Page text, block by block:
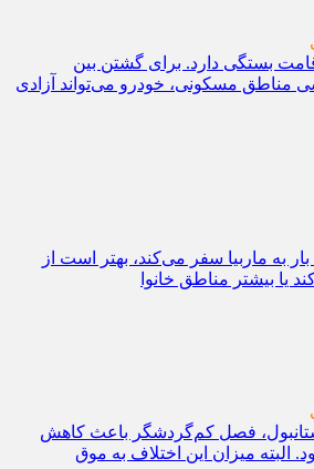
بستگی دارد. برای گشتن بین
مناطق مسکونی، خودرو می‌تواند آزادی
به ماربیا سفر می‌کند، بهتر است از
یا بیشتر مناطق خانوا
فصل کم‌گردشگر باعث کاهش
البته میزان این اختلاف به موق